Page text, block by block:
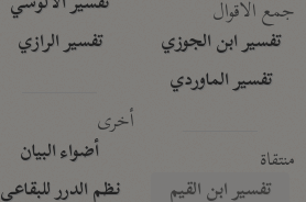
جمع الأقوال
تفسير ابن الجوزي
تفسير الماوردي
منتقاة
تفسير ابن القيم
تفسير الرازي
أخرى
أضواء البيان
نظم الدرر للبقاعي